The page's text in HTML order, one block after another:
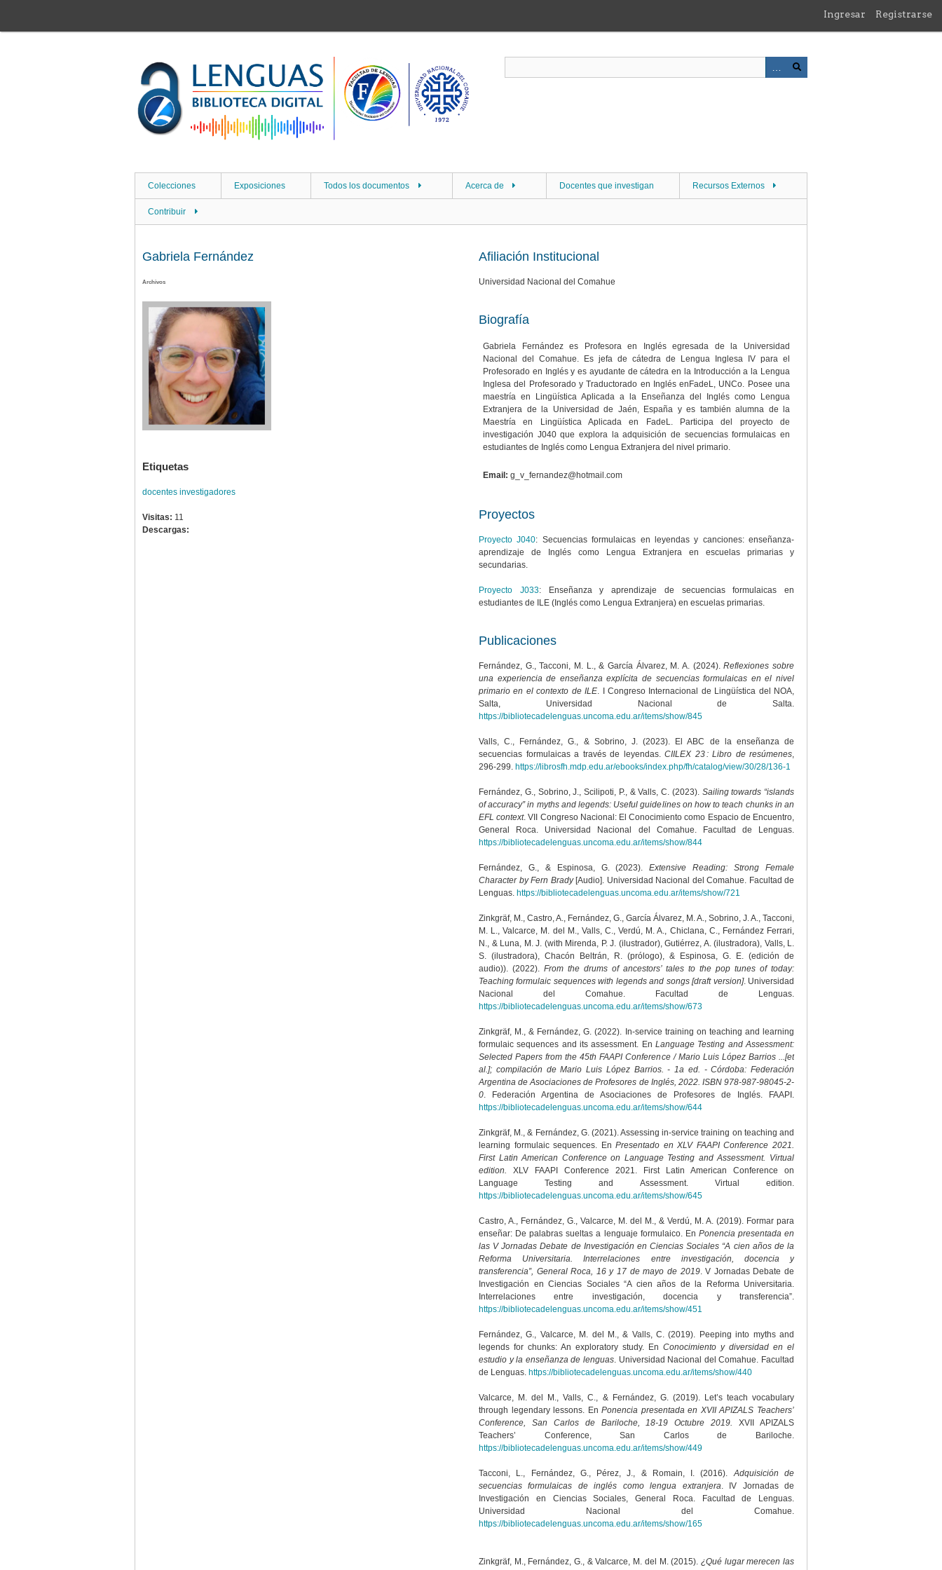
contenido
Ingresar Registrarse
Colecciones Exposiciones Todos los documentos Acerca de Docentes que investigan Recursos Externos
Contribuir
Gabriela Fernández
Archivos
Etiquetas
docentes investigadores
Visitas: 11
Descargas:
Afiliación Institucional
Universidad Nacional del Comahue
Biografía
Gabriela Fernández es Profesora en Inglés egresada de la Universidad
Nacional del Comahue. Es jefa de cátedra de Lengua Inglesa IV para el
Profesorado en Inglés y es ayudante de cátedra en la Introducción a la Lengua
Inglesa del Profesorado y Traductorado en Inglés enFadeL, UNCo. Posee una
maestría en Lingüística Aplicada a la Enseñanza del Inglés como Lengua
Extranjera de la Universidad de Jaén, España y es también alumna de la
Maestría en Lingüística Aplicada en FadeL. Participa del proyecto de
investigación J040 que explora la adquisición de secuencias formulaicas en
estudiantes de Inglés como Lengua Extranjera del nivel primario.
Email: g_v_fernandez@hotmail.com
Proyectos
Proyecto J040: Secuencias formulaicas en leyendas y canciones: enseñanza-
aprendizaje de Inglés como Lengua Extranjera en escuelas primarias y
secundarias.
Proyecto J033: Enseñanza y aprendizaje de secuencias formulaicas en
estudiantes de ILE (Inglés como Lengua Extranjera) en escuelas primarias.
Publicaciones
Fernández, G., Tacconi, M. L., & García Álvarez, M. A. (2024).Reflexiones sobre
una experiencia de enseñanza explícita de secuencias formulaicas en el nivel
primario en el contexto de ILE. I Congreso Internacional de Lingüística del NOA,
Salta, Universidad Nacional de Salta.
https://bibliotecadelenguas.uncoma.edu.ar/items/show/845
Valls, C., Fernández, G., & Sobrino, J. (2023). El ABC de la enseñanza de
secuencias formulaicas a través de leyendas. CIILEX 23 : Libro de resúmenes,
296-299. https://librosfh.mdp.edu.ar/ebooks/index.php/fh/catalog/view/30/28/136-1
Fernández, G., Sobrino, J., Scilipoti, P., & Valls, C. (2023). Sailing towards “islands
of accuracy” in myths and legends: Useful guidelines on how to teach chunks in an
EFL context. VII Congreso Nacional: El Conocimiento como Espacio de Encuentro,
General Roca. Universidad Nacional del Comahue. Facultad de Lenguas.
https://bibliotecadelenguas.uncoma.edu.ar/items/show/844
Fernández, G., & Espinosa, G. (2023).Extensive Reading: Strong Female
Character by Fern Brady[Audio]. Universidad Nacional del Comahue. Facultad de
Lenguas. https://bibliotecadelenguas.uncoma.edu.ar/items/show/721
Zinkgräf, M., Castro, A., Fernández, G., García Álvarez, M. A., Sobrino, J. A., Tacconi,
M. L., Valcarce, M. del M., Valls, C., Verdú, M. A., Chiclana, C., Fernández Ferrari,
N., & Luna, M. J. (with Mirenda, P. J. (ilustrador), Gutiérrez, A. (ilustradora), Valls, L.
S. (ilustradora), Chacón Beltrán, R. (prólogo), & Espinosa, G. E. (edición de
audio)). (2022). From the drums of ancestors’ tales to the pop tunes of today:
Teaching formulaic sequences with legends and songs [draft version]. Universidad
Nacional del Comahue. Facultad de Lenguas.
https://bibliotecadelenguas.uncoma.edu.ar/items/show/673
Zinkgräf, M., & Fernández, G. (2022). In-service training on teaching and learning
formulaic sequences and its assessment. En Language Testing and Assessment:
Selected Papers from the 45th FAAPI Conference / Mario Luis López Barrios ...[et
al.]; compilación de Mario Luis López Barrios. - 1a ed. - Córdoba: Federación
Argentina de Asociaciones de Profesores de Inglés, 2022. ISBN 978-987-98045-2-
0. Federación Argentina de Asociaciones de Profesores de Inglés. FAAPI.
https://bibliotecadelenguas.uncoma.edu.ar/items/show/644
Zinkgräf, M., & Fernández, G. (2021). Assessing in-service training on teaching and
learning formulaic sequences. EnPresentado en XLV FAAPI Conference 2021.
First Latin American Conference on Language Testing and Assessment. Virtual
edition. XLV FAAPI Conference 2021. First Latin American Conference on
Language Testing and Assessment. Virtual edition.
https://bibliotecadelenguas.uncoma.edu.ar/items/show/645
Castro, A., Fernández, G., Valcarce, M. del M., & Verdú, M. A. (2019). Formar para
enseñar: De palabras sueltas a lenguaje formulaico. En Ponencia presentada en
las V Jornadas Debate de Investigación en Ciencias Sociales “A cien años de la
Reforma Universitaria. Interrelaciones entre investigación, docencia y
transferencia”, General Roca, 16 y 17 de mayo de 2019. V Jornadas Debate de
Investigación en Ciencias Sociales “A cien años de la Reforma Universitaria.
Interrelaciones entre investigación, docencia y transferencia”.
https://bibliotecadelenguas.uncoma.edu.ar/items/show/451
Fernández, G., Valcarce, M. del M., & Valls, C. (2019). Peeping into myths and
legends for chunks: An exploratory study. En Conocimiento y diversidad en el
estudio y la enseñanza de lenguas. Universidad Nacional del Comahue. Facultad
de Lenguas. https://bibliotecadelenguas.uncoma.edu.ar/items/show/440
Valcarce, M. del M., Valls, C., & Fernández, G. (2019). Let’s teach vocabulary
through legendary lessons. EnPonencia presentada en XVII APIZALS Teachers’
Conference, San Carlos de Bariloche, 18-19 Octubre 2019. XVII APIZALS
Teachers’ Conference, San Carlos de Bariloche.
https://bibliotecadelenguas.uncoma.edu.ar/items/show/449
Tacconi, L., Fernández, G., Pérez, J., & Romain, I. (2016).Adquisición de
secuencias formulaicas de inglés como lengua extranjera. IV Jornadas de
Investigación en Ciencias Sociales, General Roca. Facultad de Lenguas.
Universidad Nacional del Comahue.
https://bibliotecadelenguas.uncoma.edu.ar/items/show/165
Zinkgräf, M., Fernández, G., & Valcarce, M. del M. (2015). ¿Qué lugar merecen las